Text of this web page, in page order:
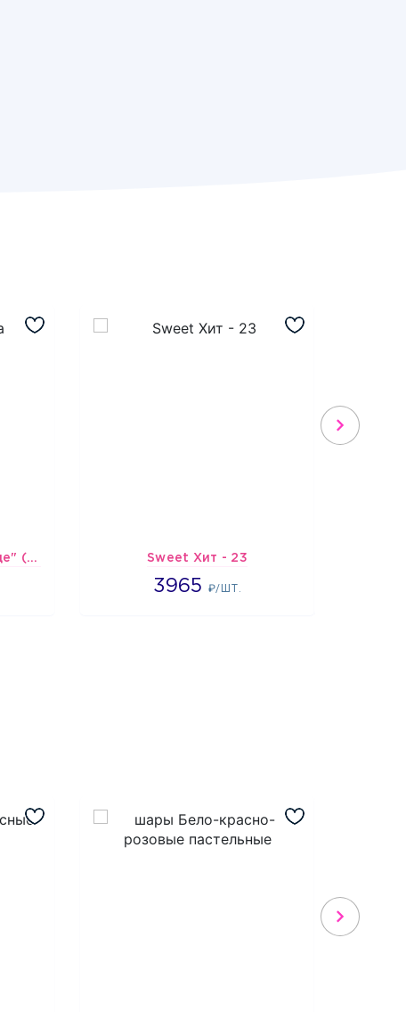
Шарик-открытка "Сердце" (45 см) - 2 Sweet Хит - 23
3965 ₽/ШТ.
3965